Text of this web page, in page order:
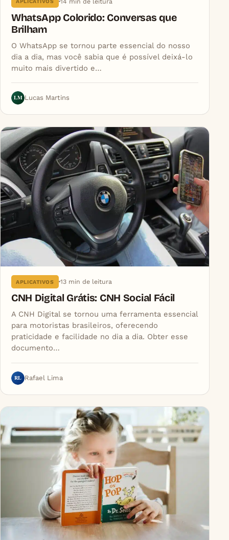
WhatsApp Colorido: Conversas que
Brilham
O WhatsApp se tornou parte essencial do nosso
dia a dia, mas você sabia que é possível deixá-lo
muito mais divertido e…
LM Lucas Martins
APLICATIVOS 13 min de leitura
CNH Digital Grátis: CNH Social Fácil
A CNH Digital se tornou uma ferramenta essencial
para motoristas brasileiros, oferecendo
praticidade e facilidade no dia a dia. Obter esse
documento…
RL Rafael Lima